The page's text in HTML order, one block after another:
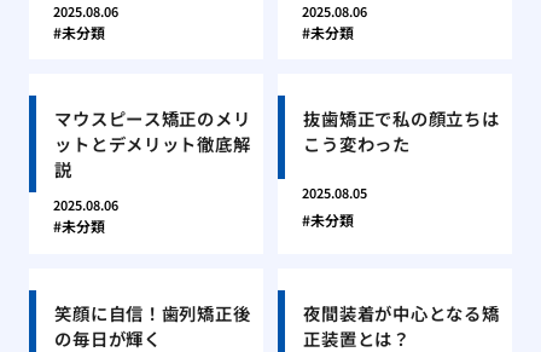
2025.08.06
未分類
2025.08.06
未分類
マウスピース矯正のメリ
ットとデメリット徹底解
説
2025.08.06
未分類
抜歯矯正で私の顔立ちは
こう変わった
2025.08.05
未分類
笑顔に自信！歯列矯正後
の毎日が輝く
夜間装着が中心となる矯
正装置とは？